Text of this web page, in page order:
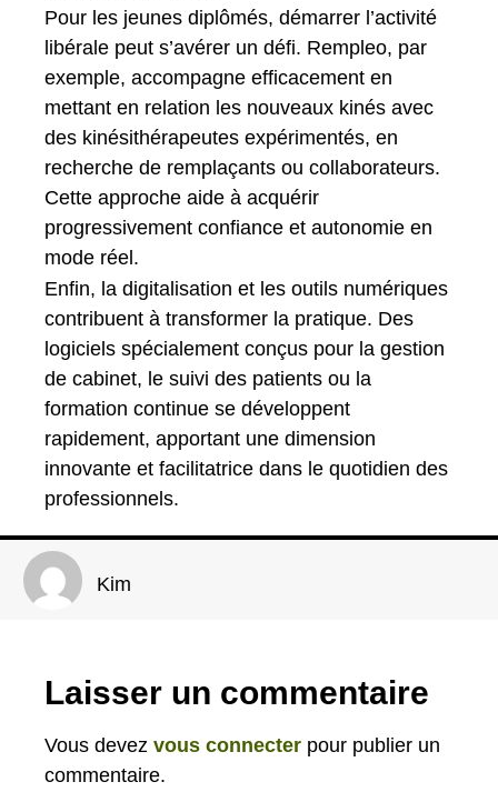
Pour les jeunes diplômés, démarrer l’activité
libérale peut s’avérer un défi. Rempleo, par
exemple, accompagne efficacement en
mettant en relation les nouveaux kinés avec
des kinésithérapeutes expérimentés, en
recherche de remplaçants ou collaborateurs.
Cette approche aide à acquérir
progressivement confiance et autonomie en
mode réel.
Enfin, la digitalisation et les outils numériques
contribuent à transformer la pratique. Des
logiciels spécialement conçus pour la gestion
de cabinet, le suivi des patients ou la
formation continue se développent
rapidement, apportant une dimension
innovante et facilitatrice dans le quotidien des
professionnels.
Kim
Laisser un commentaire
Vous devez vous connecter pour publier un
commentaire.